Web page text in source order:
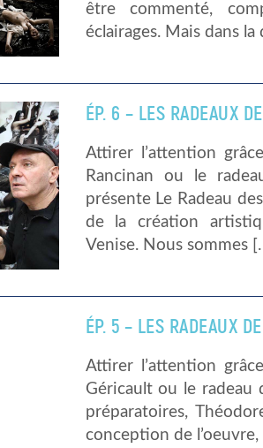
être commenté,
éclairages. Mais dans
ÉP. 6 – LES RADEAUX
Attirer l’attention
Rancinan ou le
présente Le Radeau
de la création
Venise. Nous sommes
ÉP. 5 – LES RADEAUX
Attirer l’attention
Géricault ou le radeau
préparatoires,
conception de